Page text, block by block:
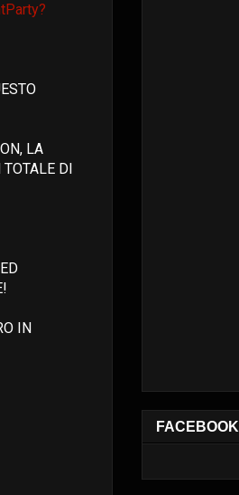
LA
TOTALE DI
IN
FACEBOOK